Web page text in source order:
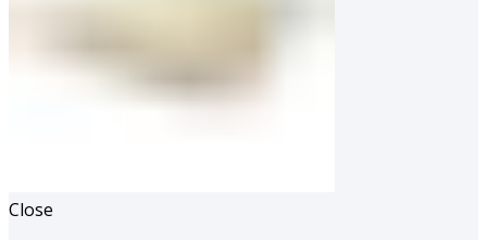
Close